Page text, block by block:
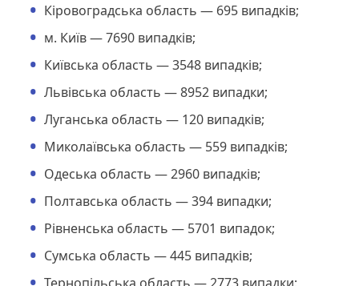
Кіровоградська область — 695 випадків;
м. Київ — 7690 випадків;
Київська область — 3548 випадків;
Львівська область — 8952 випадки;
Луганська область — 120 випадків;
Миколаївська область — 559 випадків;
Одеська область — 2960 випадків;
Полтавська область — 394 випадки;
Рівненська область — 5701 випадок;
Сумська область — 445 випадків;
Тернопільська область — 2773 випадки;